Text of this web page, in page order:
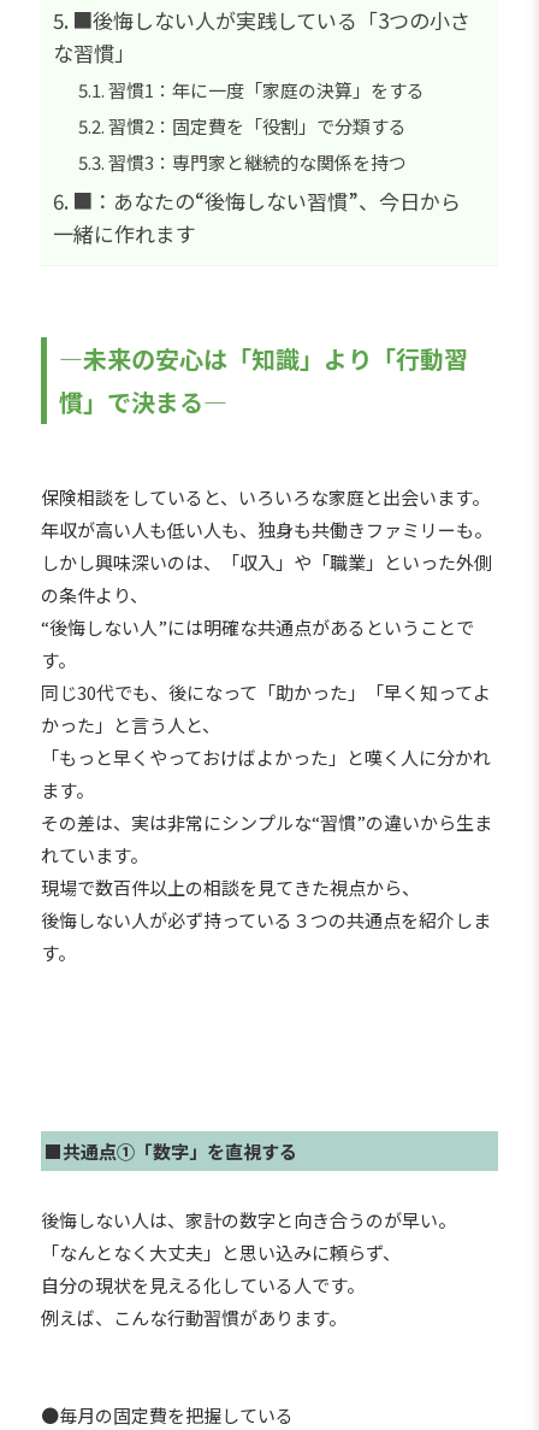
■後悔しない人が実践している「3つの小さ
な習慣」
習慣1：年に一度「家庭の決算」をする
習慣2：固定費を「役割」で分類する
習慣3：専門家と継続的な関係を持つ
■：あなたの“後悔しない習慣”、今日から
一緒に作れます
―未来の安心は「知識」より「行動習
慣」で決まる―
保険相談をしていると、いろいろな家庭と出会います。
年収が高い人も低い人も、独身も共働きファミリーも。
しかし興味深いのは、「収入」や「職業」といった外側
の条件より、
“後悔しない人”には明確な共通点があるということで
す。
同じ30代でも、後になって「助かった」「早く知ってよ
かった」と言う人と、
「もっと早くやっておけばよかった」と嘆く人に分かれ
ます。
その差は、実は非常にシンプルな“習慣”の違いから生ま
れています。
現場で数百件以上の相談を見てきた視点から、
後悔しない人が必ず持っている３つの共通点を紹介しま
す。
■共通点①「数字」を直視する
後悔しない人は、家計の数字と向き合うのが早い。
「なんとなく大丈夫」と思い込みに頼らず、
自分の現状を見える化している人です。
例えば、こんな行動習慣があります。
●毎月の固定費を把握している